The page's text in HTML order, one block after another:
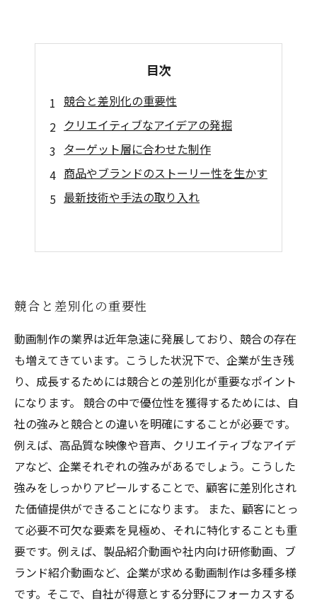
目次
競合と差別化の重要性
クリエイティブなアイデアの発掘
ターゲット層に合わせた制作
商品やブランドのストーリー性を生かす
最新技術や手法の取り入れ
競合と差別化の重要性
動画制作の業界は近年急速に発展しており、競合の存在
も増えてきています。こうした状況下で、企業が生き残
り、成長するためには競合との差別化が重要なポイント
になります。 競合の中で優位性を獲得するためには、自
社の強みと競合との違いを明確にすることが必要です。
例えば、高品質な映像や音声、クリエイティブなアイデ
アなど、企業それぞれの強みがあるでしょう。こうした
強みをしっかりアピールすることで、顧客に差別化され
た価値提供ができることになります。 また、顧客にとっ
て必要不可欠な要素を見極め、それに特化することも重
要です。例えば、製品紹介動画や社内向け研修動画、ブ
ランド紹介動画など、企業が求める動画制作は多種多様
です。そこで、自社が得意とする分野にフォーカスする